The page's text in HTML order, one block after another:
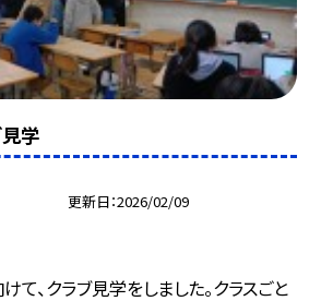
学
更新日 2026/02/09
、クラブ見学をしました。クラスごと